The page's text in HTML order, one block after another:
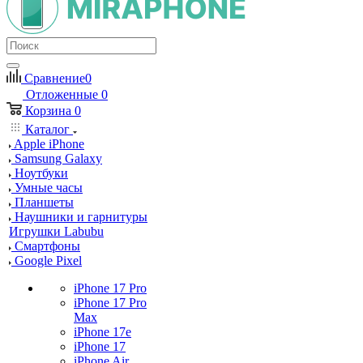
Сравнение0
Отложенные 0
Корзина 0
Каталог
Apple iPhone
Samsung Galaxy
Ноутбуки
Умные часы
Планшеты
Наушники и гарнитуры
Игрушки Labubu
Смартфоны
Google Pixel
iPhone 17 Pro
iPhone 17 Pro
Max
iPhone 17e
iPhone 17